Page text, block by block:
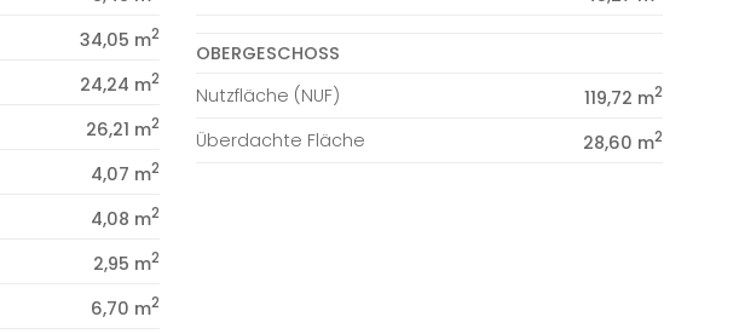
34,05 m2
24,24 m2
26,21 m2
4,07 m2
4,08 m2
2,95 m2
6,70 m2
OBERGESCHOSS
Nutzfläche (NUF)
119,72 m2
Überdachte Fläche 28,60 m2